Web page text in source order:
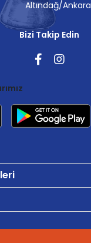
Altındağ/Ankara
Bizi Takip Edin